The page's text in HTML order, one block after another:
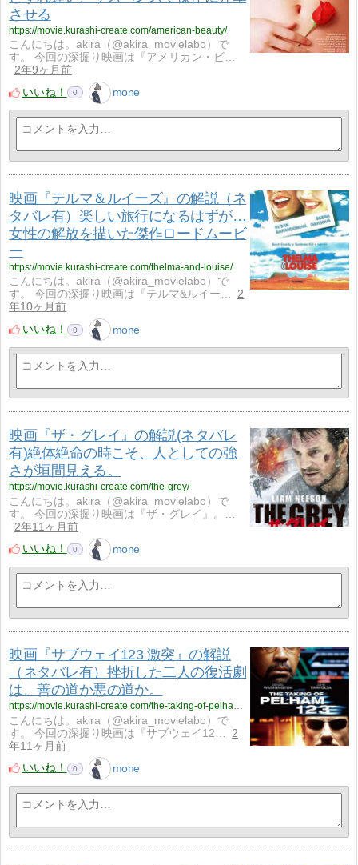
させる
https://movie.kurashi-create.com/american-beauty/
こんにちは。akira（@akira_movielabo）で
す。 今回の深掘り映画は『アメリカン・ビ…
2年9ヶ月前
いいね！
0 mone
映画『テルマ＆ルイーズ』の解説（ネ
タバレ有）楽しい旅行になるはずが…
女性の解放を描いた傑作ロードムービ
ー
https://movie.kurashi-create.com/thelma-and-louise/
こんにちは。akira（@akira_movielabo）で
す。 今回の深掘り映画は『テルマ&ルイー…
2
年10ヶ月前
いいね！
0 mone
映画『ザ・グレイ』の解説(ネタバレ
有)絶体絶命の時こそ、人としての強
さが垣間見える。
https://movie.kurashi-create.com/the-grey/
こんにちは。akira（@akira_movielabo）で
す。 今回の深掘り映画は『ザ・グレイ』。…
2年11ヶ月前
いいね！
0 mone
映画『サブウェイ123 激突』の解説
（ネタバレ有）挫折した二人の復活劇
は、善の道か悪の道か。
https://movie.kurashi-create.com/the-taking-of-pelham-123/
こんにちは。akira（@akira_movielabo）で
す。 今回の深掘り映画は『サブウェイ12…
2
年11ヶ月前
いいね！
0 mone